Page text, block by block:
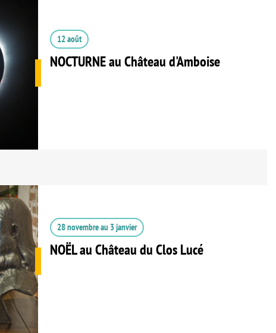
12 août
NOCTURNE au Château d'Amboise
28 novembreau 3 janvier
NOËL au Château du Clos Lucé